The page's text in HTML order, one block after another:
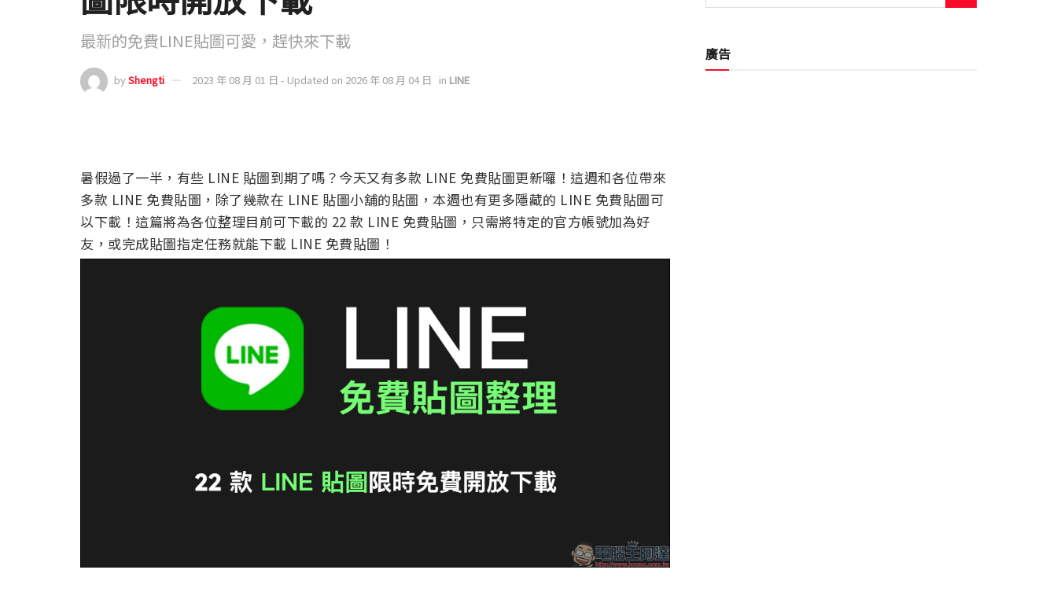
最新的免費LINE貼圖可愛，趕快來下載
byShengti 2023 年 08 月 01 日 - Updated on 2026 年 08 月 04 日 in LINE
暑假過了一半，有些 LINE 貼圖到期了嗎？今天又有多款 LINE 免費貼圖更新囉！這週和各位帶來
多款 LINE 免費貼圖，除了幾款在 LINE 貼圖小舖的貼圖，本週也有更多隱藏的 LINE 免費貼圖可
以下載！這篇將為各位整理目前可下載的 22 款 LINE 免費貼圖，只需將特定的官方帳號加為好
友，或完成貼圖指定任務就能下載 LINE 免費貼圖！
廣告